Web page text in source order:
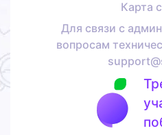
Карта
Для связи с
вопросам